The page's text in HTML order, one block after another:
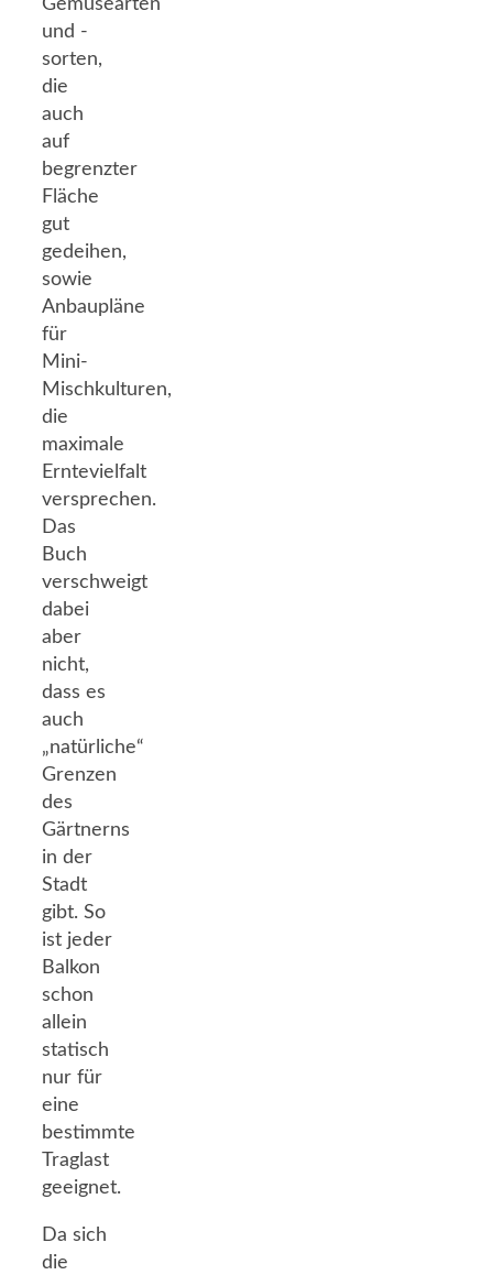
Gemüsearten
und -
sorten,
die
auch
auf
begrenzter
Fläche
gut
gedeihen,
sowie
Anbaupläne
für
Mini-
Mischkulturen,
die
maximale
Erntevielfalt
versprechen.
Das
Buch
verschweigt
dabei
aber
nicht,
dass es
auch
„natürliche“
Grenzen
des
Gärtnerns
in der
Stadt
gibt. So
ist jeder
Balkon
schon
allein
statisch
nur für
eine
bestimmte
Traglast
geeignet.
Da sich
die